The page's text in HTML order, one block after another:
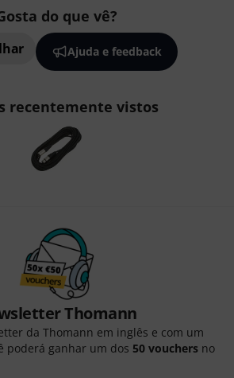
do que vê?
Ajuda e feedback
recentemente vistos
Thomann
da Thomann em inglês e com um
poderá ganhar um dos 50 vouchers no